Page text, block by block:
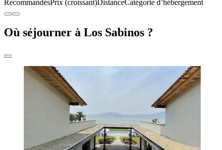
RecommandésPrix (croissant)DistanceCatégorie d’hébergement
Où séjourner à Los Sabinos ?